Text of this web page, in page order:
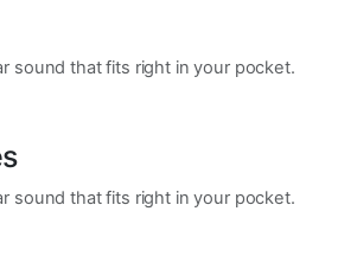
sound that fits right in your pocket.
sound that fits right in your pocket.